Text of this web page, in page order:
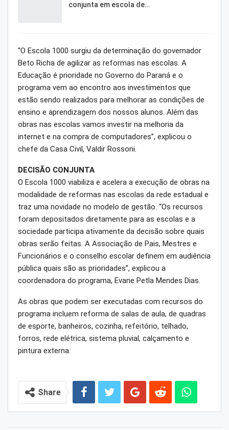
conjunta em escola de…
“O Escola 1000 surgiu da determinação do governador
Beto Richa de agilizar as reformas nas escolas. A
Educação é prioridade no Governo do Paraná e o
programa vem ao encontro aos investimentos que
estão sendo realizados para melhorar as condições de
ensino e aprendizagem dos nossos alunos. Além das
obras nas escolas vamos investir na melhoria da
internet e na compra de computadores”, explicou o
chefe da Casa Civil, Valdir Rossoni.
DECISÃO CONJUNTA
O Escola 1000 viabiliza e acelera a execução de obras na
modalidade de reformas nas escolas da rede estadual e
traz uma novidade no modelo de gestão. “Os recursos
foram depositados diretamente para as escolas e a
sociedade participa ativamente da decisão sobre quais
obras serão feitas. A Associação de Pais, Mestres e
Funcionários e o conselho escolar definem em audiência
pública quais são as prioridades”, explicou a
coordenadora do programa, Evane Petla Mendes Dias.
As obras que podem ser executadas com recursos do
programa incluem reforma de salas de aula, de quadras
de esporte, banheiros, cozinha, refeitório, telhado,
forros, rede elétrica, sistema pluvial, calçamento e
pintura externa.
Share